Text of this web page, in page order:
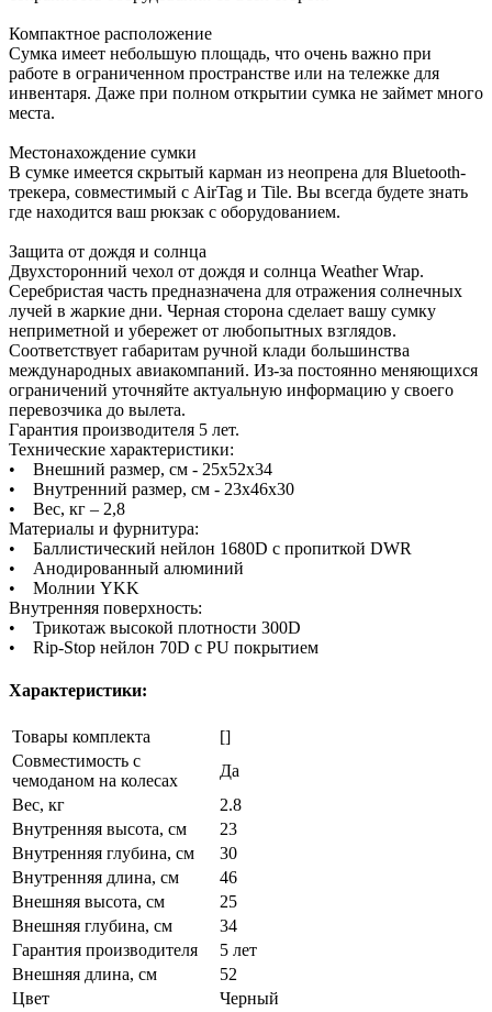
Компактное расположение
Сумка имеет небольшую площадь, что очень важно при
работе в ограниченном пространстве или на тележке для
инвентаря. Даже при полном открытии сумка не займет много
места.
Местонахождение сумки
В сумке имеется скрытый карман из неопрена для Bluetooth-
трекера, совместимый с AirTag и Tile. Вы всегда будете знать
где находится ваш рюкзак с оборудованием.
Защита от дождя и солнца
Двухсторонний чехол от дождя и солнца Weather Wrap.
Серебристая часть предназначена для отражения солнечных
лучей в жаркие дни. Черная сторона сделает вашу сумку
неприметной и убережет от любопытных взглядов.
Соответствует габаритам ручной клади большинства
международных авиакомпаний. Из-за постоянно меняющихся
ограничений уточняйте актуальную информацию у своего
перевозчика до вылета.
Гарантия производителя 5 лет.
Технические характеристики:
• Внешний размер, см - 25х52х34
• Внутренний размер, см - 23х46х30
• Вес, кг – 2,8
Материалы и фурнитура:
• Баллистический нейлон 1680D с пропиткой DWR
• Анодированный алюминий
• Молнии YKK
Внутренняя поверхность:
• Трикотаж высокой плотности 300D
• Rip-Stop нейлон 70D с PU покрытием
Характеристики:
Товары комплекта
[]
Совместимость с
чемоданом на колесах
Да
Вес, кг
2.8
Внутренняя высота, см
23
Внутренняя глубина, см
30
Внутренняя длина, см
46
Внешняя высота, см
25
Внешняя глубина, см
34
Гарантия производителя
5 лет
Внешняя длина, см
52
Цвет
Черный